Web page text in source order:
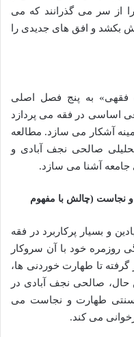
از سر می گذرانند که می
بکشد و افق های جدیدی را
فقهی» به پنج فصل اصلی
اساسی در فقه می پردازد
آشکار می سازد. مطالعه
صالحی نجف آبادی و
جامعه آشنا می سازد.
نجاست (چالش با مفهوم
و بسیار پرکاربرد در فقه
روزمره خود با آن سروکار
گرفته تا طهارت خوردنی ها،
حال، صالحی نجف آبادی در
سنتی طهارت و نجاست می
می کند.